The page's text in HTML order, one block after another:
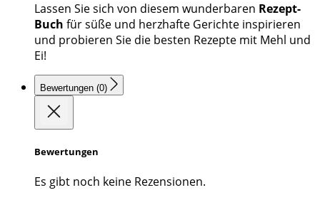
Lassen Sie sich von diesem wunderbaren Rezept-
Buch für süße und herzhafte Gerichte inspirieren
und probieren Sie die besten Rezepte mit Mehl und
Ei!
Bewertungen (0)
Bewertungen
Es gibt noch keine Rezensionen.